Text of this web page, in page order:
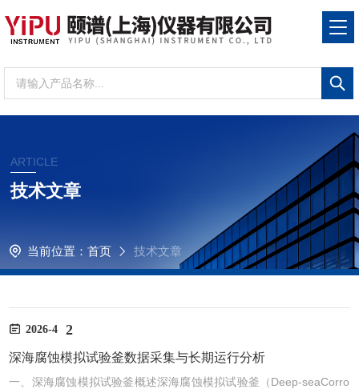
ARTICLE
技术文章
当前位置： 首页 技术文章
2026-4 2
深海腐蚀模拟试验釜数据采集与长期运行分析
一、深海腐蚀模拟试验釜概述深海腐蚀模拟试验釜（Deep-seaCorro